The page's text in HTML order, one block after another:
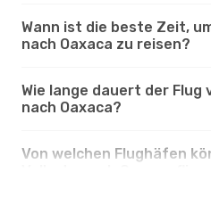
Wann ist die beste Zeit,
nach Oaxaca zu reisen?
Wie lange dauert der Flug
nach Oaxaca?
Von welchen Flughäfen